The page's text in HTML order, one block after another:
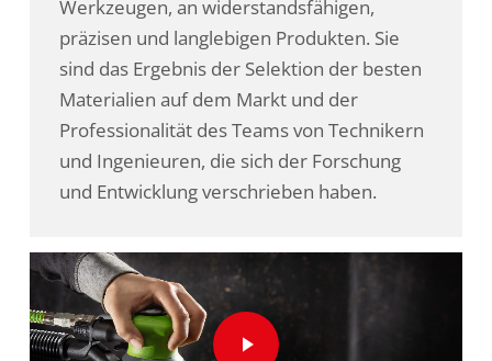
Werkzeugen, an widerstandsfähigen,
präzisen und langlebigen Produkten. Sie
sind das Ergebnis der Selektion der besten
Materialien auf dem Markt und der
Professionalität des Teams von Technikern
und Ingenieuren, die sich der Forschung
und Entwicklung verschrieben haben.
Play Video
Play Video